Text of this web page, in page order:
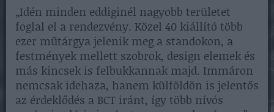
„Idén minden eddiginél nagyobb területet
foglal el a rendezvény. Közel 40 kiállító több
ezer műtárgya jelenik meg a standokon, a
festmények mellett szobrok, design elemek és
más kincsek is felbukkannak majd. Immáron
nemcsak idehaza, hanem külföldön is jelentős
az érdeklődés a BCT iránt, így több nívós